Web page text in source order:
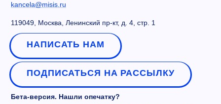
kancela@misis.ru
119049, Москва, Ленинский пр-кт, д. 4, стр. 1
НАПИСАТЬ НАМ
ПОДПИСАТЬСЯ НА РАССЫЛКУ
Бета-версия. Нашли опечатку?